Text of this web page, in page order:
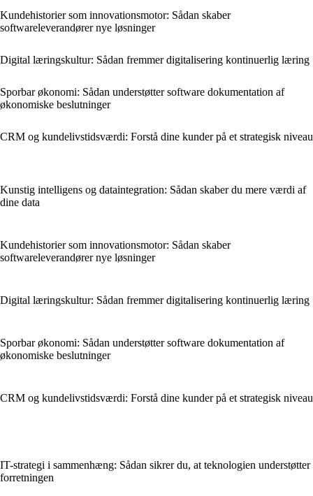
Kundehistorier som innovationsmotor: Sådan skaber
softwareleverandører nye løsninger
Digital læringskultur: Sådan fremmer digitalisering kontinuerlig læring
Sporbar økonomi: Sådan understøtter software dokumentation af
økonomiske beslutninger
CRM og kundelivstidsværdi: Forstå dine kunder på et strategisk niveau
Kunstig intelligens og dataintegration: Sådan skaber du mere værdi af
dine data
Kundehistorier som innovationsmotor: Sådan skaber
softwareleverandører nye løsninger
Digital læringskultur: Sådan fremmer digitalisering kontinuerlig læring
Sporbar økonomi: Sådan understøtter software dokumentation af
økonomiske beslutninger
CRM og kundelivstidsværdi: Forstå dine kunder på et strategisk niveau
IT-strategi i sammenhæng: Sådan sikrer du, at teknologien understøtter
forretningen